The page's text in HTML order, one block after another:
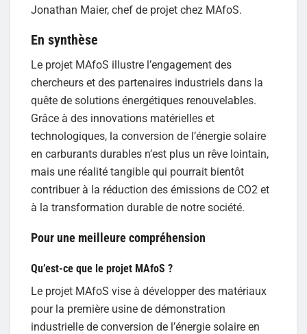
Jonathan Maier, chef de projet chez MAfoS.
En synthèse
Le projet MAfoS illustre l’engagement des
chercheurs et des partenaires industriels dans la
quête de solutions énergétiques renouvelables.
Grâce à des innovations matérielles et
technologiques, la conversion de l’énergie solaire
en carburants durables n’est plus un rêve lointain,
mais une réalité tangible qui pourrait bientôt
contribuer à la réduction des émissions de CO2 et
à la transformation durable de notre société.
Pour une meilleure compréhension
Qu’est-ce que le projet MAfoS ?
Le projet MAfoS vise à développer des matériaux
pour la première usine de démonstration
industrielle de conversion de l’énergie solaire en